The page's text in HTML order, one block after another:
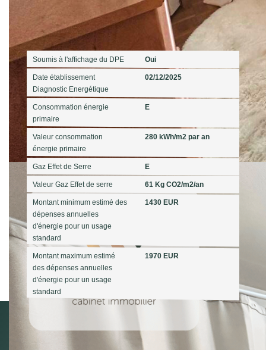
Diagnostics
Soumis à l'affichage du DPE Oui
Date établissement
Diagnostic Energétique
02/12/2025
Consommation énergie
primaire
E
Valeur consommation
énergie primaire
280 kWh/m2 par an
Gaz Effet de Serre E
Valeur Gaz Effet de serre 61 Kg CO2/m2/an
Montant minimum estimé des
dépenses annuelles
d'énergie pour un usage
standard
1430 EUR
Montant maximum estimé
des dépenses annuelles
d'énergie pour un usage
standard
1970 EUR